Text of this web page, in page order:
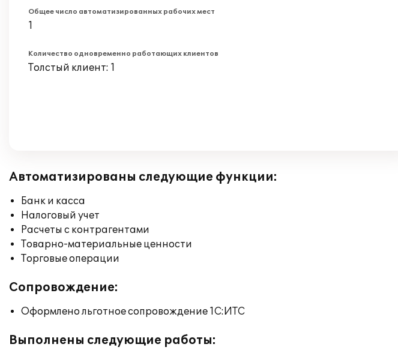
Общее число автоматизированных рабочих мест
1
Количество одновременно работающих клиентов
Толстый клиент: 1
Автоматизированы следующие функции:
Банк и касса
Налоговый учет
Расчеты с контрагентами
Товарно-материальные ценности
Торговые операции
Сопровождение:
Оформлено льготное сопровождение 1С:ИТС
Выполнены следующие работы: